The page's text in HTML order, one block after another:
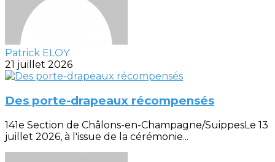
Patrick ELOY
21 juillet 2026
Des porte-drapeaux récompensés
141e Section de Châlons-en-Champagne/SuippesLe 13
juillet 2026, à l'issue de la cérémonie...